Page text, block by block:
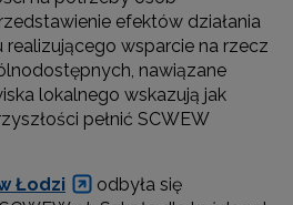
efektów działania
realizującego wsparcie na rzecz
nawiązane
lokalnego wskazują jak
pełnić SCWEW
Łodzi
odbyła się